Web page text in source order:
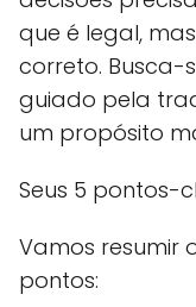
que é legal,
correto. Busca-
guiado pela
um propósito
Seus 5 pontos-
Vamos resumir
pontos: